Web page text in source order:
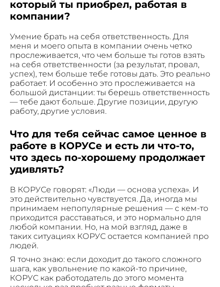
который ты приобрел, работая в
компании?
Умение брать на себя ответственность. Для
меня и моего опыта в компании очень четко
прослеживается, что чем больше ты готов взять
на себя ответственности (за результат, провал,
успех), тем больше тебе готовы дать. Это реально
работает. И особенно это прослеживается на
большой дистанции: ты берешь ответственность
— тебе дают больше. Другие позиции, другую
работу, другие условия.
Что для тебя сейчас самое ценное в
работе в КОРУСе и есть ли что-то,
что здесь по-хорошему продолжает
удивлять?
В КОРУСе говорят: «Люди — основа успеха». И
это действительно чувствуется. Да, иногда мы
принимаем непопулярные решения — с кем-то
приходится расставаться, и это нормально для
любой компании. Но, на мой взгляд, даже в
таких ситуациях КОРУС остается компанией про
людей.
Я точно знаю: если доходит до такого сложного
шага, как увольнение по какой-то причине,
КОРУС как работодатель до этого момента